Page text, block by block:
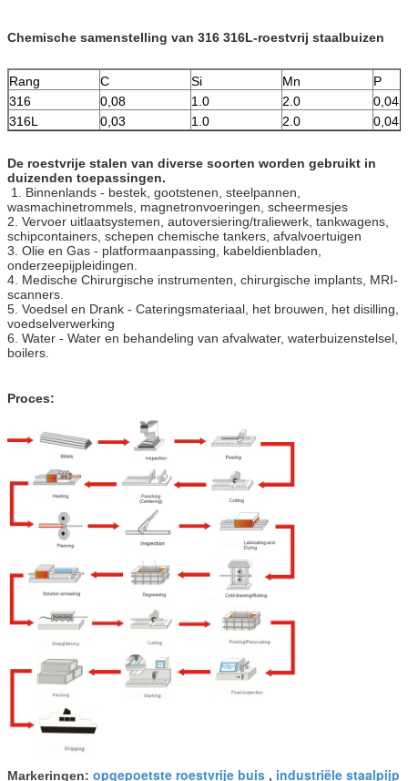
Chemische samenstelling van 316 316L-roestvrij staalbuizen
Rang C Si Mn
P
316
0,08 1.0 2.0
0,045
316L
0,03 1.0 2.0 0,045
De roestvrije stalen van diverse soorten worden gebruikt in
duizenden toepassingen.
1. Binnenlands - bestek, gootstenen, steelpannen,
wasmachinetrommels, magnetronvoeringen, scheermesjes
2. Vervoer uitlaatsystemen, autoversiering/traliewerk, tankwagens,
schipcontainers, schepen chemische tankers, afvalvoertuigen
3. Olie en Gas - platformaanpassing, kabeldienbladen,
onderzeepijpleidingen.
4. Medische Chirurgische instrumenten, chirurgische implants, MRI-
scanners.
5. Voedsel en Drank - Cateringsmateriaal, het brouwen, het disilling,
voedselverwerking
6. Water - Water en behandeling van afvalwater, waterbuizenstelsel,
boilers.
Proces:
Markeringen: opgepoetste roestvrije buis , industriële staalpijp